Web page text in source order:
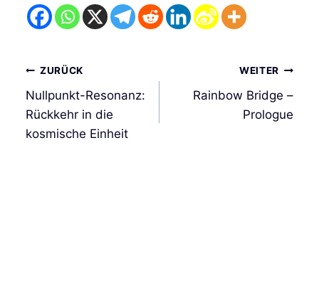
Beitrags-
Navigation
ZURÜCK
Nullpunkt-Resonanz:
Rückkehr in die
kosmische Einheit
WEITER
Rainbow Bridge –
Prologue